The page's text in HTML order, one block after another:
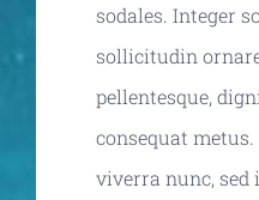
sodales. Integer
sollicitudin
pellentesque,
consequat
viverra nunc,